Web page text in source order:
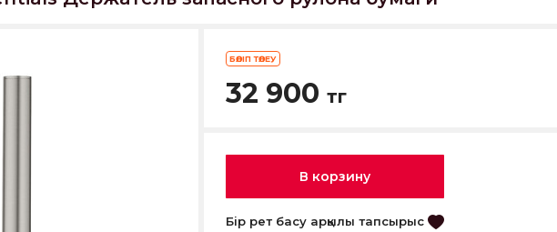
БӨЛІП ТӨЛЕУ
32 900 тг
В корзину
Бір рет басу арқылы тапсырыс